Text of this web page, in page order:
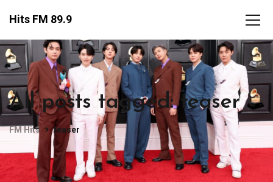
Hits FM 89.9
All posts tagged: teaser
FM Hits teaser